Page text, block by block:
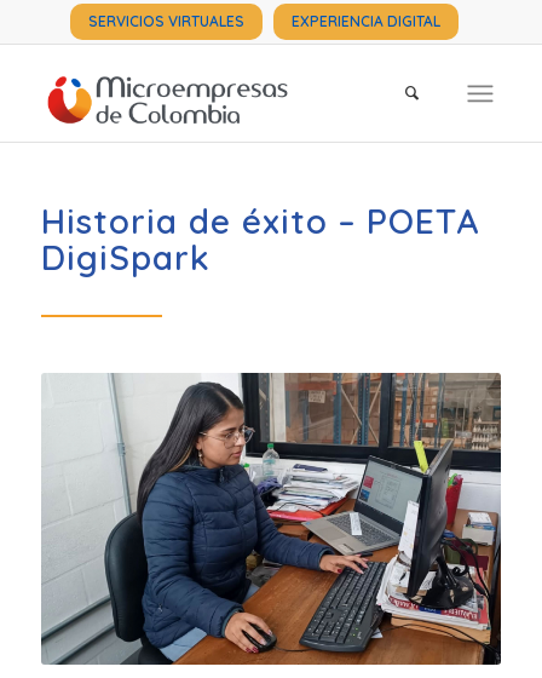
SERVICIOS VIRTUALES EXPERIENCIA DIGITAL
Historia de éxito – POETA
DigiSpark